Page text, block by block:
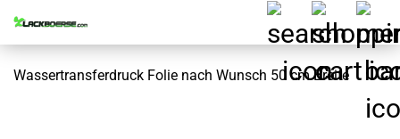
Wassertransferdruck Folie nach Wunsch 50 cm Breite